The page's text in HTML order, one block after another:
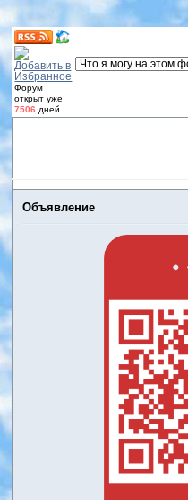
Форум
открыт уже
7506 дней
Объявление